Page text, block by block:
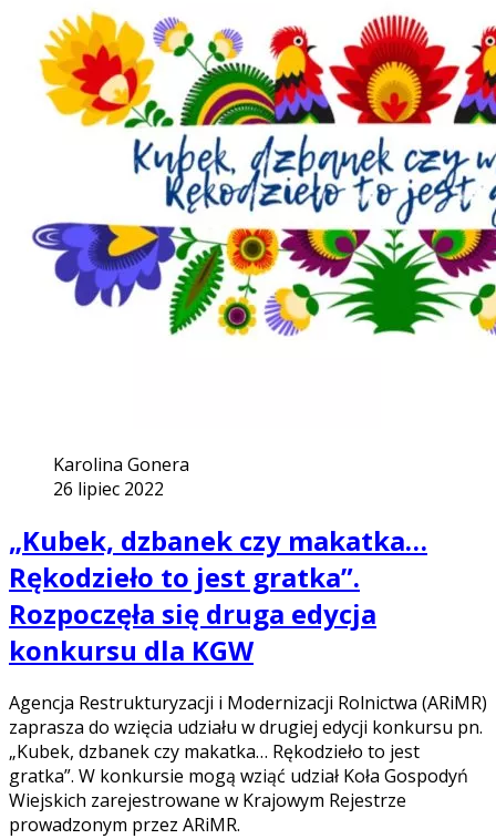
Karolina Gonera
26 lipiec 2022
„Kubek, dzbanek czy makatka…
Rękodzieło to jest gratka”.
Rozpoczęła się druga edycja
konkursu dla KGW
Agencja Restrukturyzacji i Modernizacji Rolnictwa (ARiMR)
zaprasza do wzięcia udziału w drugiej edycji konkursu pn.
„Kubek, dzbanek czy makatka… Rękodzieło to jest
gratka”. W konkursie mogą wziąć udział Koła Gospodyń
Wiejskich zarejestrowane w Krajowym Rejestrze
prowadzonym przez ARiMR.